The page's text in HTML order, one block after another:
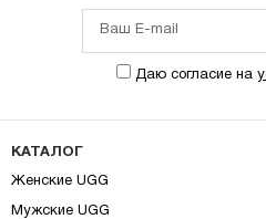
Даю согласие на
КАТАЛОГ
Женские UGG
Мужские UGG